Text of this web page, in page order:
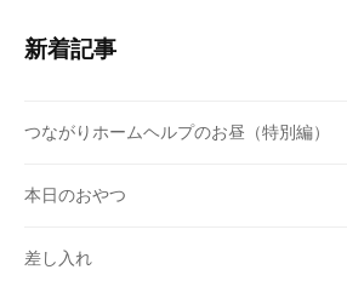
新着記事
つながりホームヘルプのお昼（特別編）
本日のおやつ
差し入れ